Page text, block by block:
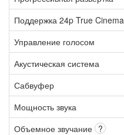
Поддержка 24p True Cinema
Управление голосом
Акустическая система
Сабвуфер
Мощность звука
Объемное звучание ?